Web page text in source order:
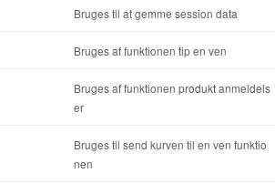
Bruges til at gemme session data
Bruges af funktionen tip en ven
Bruges af funktionen produkt anmeldels
er
Bruges til send kurven til en ven funktio
nen